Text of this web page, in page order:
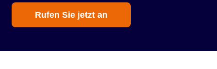
Rufen Sie jetzt an